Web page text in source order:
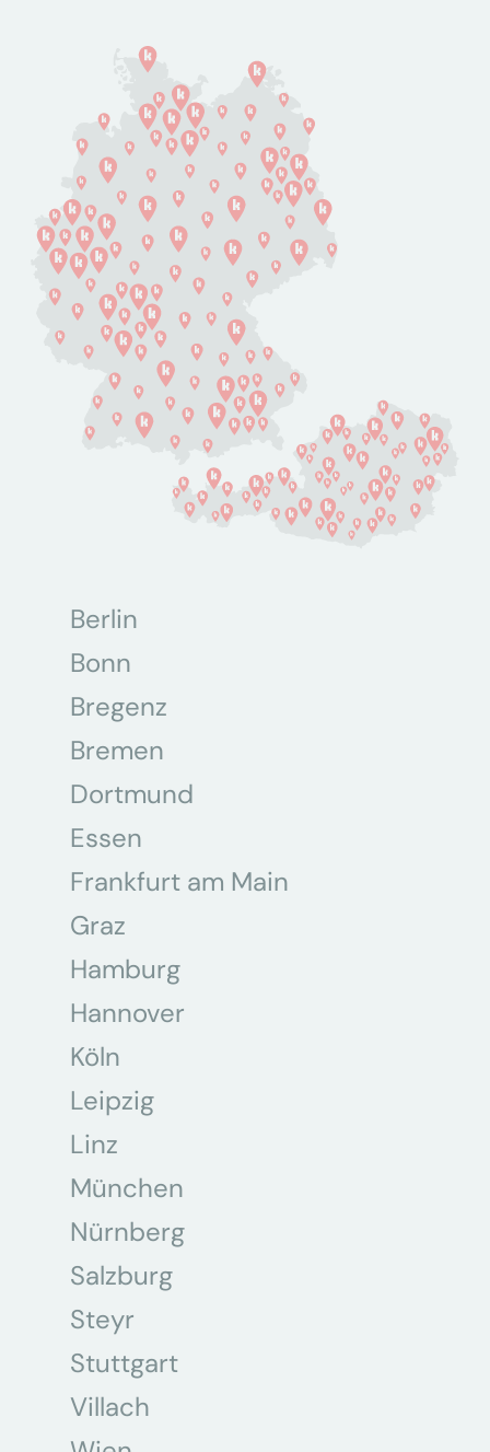
Berlin
Bonn
Bregenz
Bremen
Dortmund
Essen
Frankfurt am Main
Graz
Hamburg
Hannover
Köln
Leipzig
Linz
München
Nürnberg
Salzburg
Steyr
Stuttgart
Villach